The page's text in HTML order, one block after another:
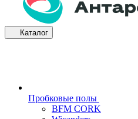
Каталог
Пробковые полы
BFM CORK